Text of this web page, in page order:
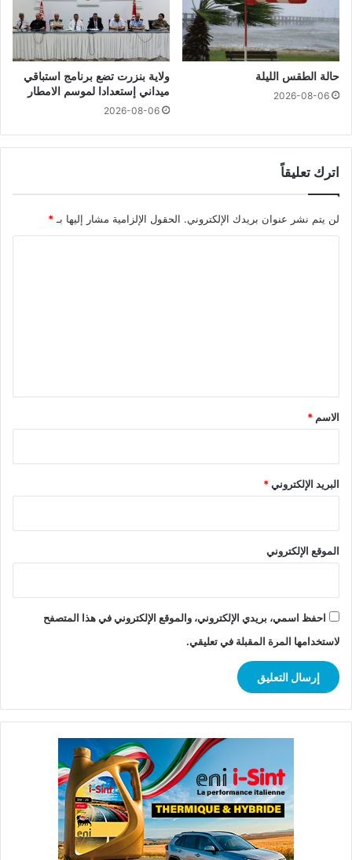
حالة الطقس الليلة
2026-08-06
ولاية بنزرت تضع برنامج استباقي
ميداني إستعدادا لموسم الامطار
2026-08-06
اترك تعليقاً
لن يتم نشر عنوان بريدك الإلكتروني. الحقول الإلزامية مشار إليها بـ*
*
الاسم *
البريد الإلكتروني*
الموقع الإلكتروني
احفظ اسمي، بريدي الإلكتروني، والموقع الإلكتروني في هذا المتصفح
لاستخدامها المرة المقبلة في تعليقي.